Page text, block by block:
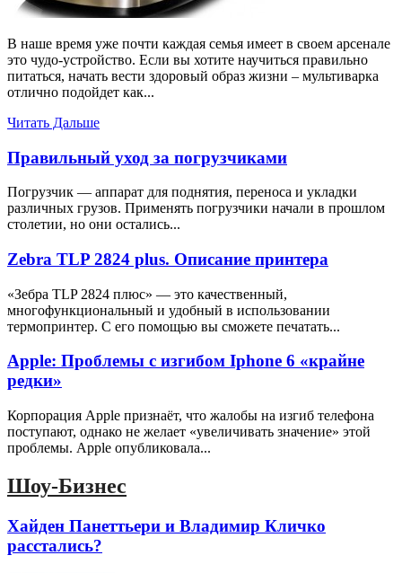
В наше время уже почти каждая семья имеет в своем арсенале
это чудо-устройство. Если вы хотите научиться правильно
питаться, начать вести здоровый образ жизни – мультиварка
отлично подойдет как...
Читать Дальше
Правильный уход за погрузчиками
Погрузчик — аппарат для поднятия, переноса и укладки
различных грузов. Применять погрузчики начали в прошлом
столетии, но они остались...
Zebra TLP 2824 plus. Описание принтера
«Зебра ТLP 2824 плюс» — это качественный,
многофункциональный и удобный в использовании
термопринтер. С его помощью вы сможете печатать...
Apple: Проблемы с изгибом Iphone 6 «крайне
редки»
Корпорация Apple признаёт, что жалобы на изгиб телефона
поступают, однако не желает «увеличивать значение» этой
проблемы. Apple опубликовала...
Шоу-Бизнес
Хайден Панеттьери и Владимир Кличко
расстались?